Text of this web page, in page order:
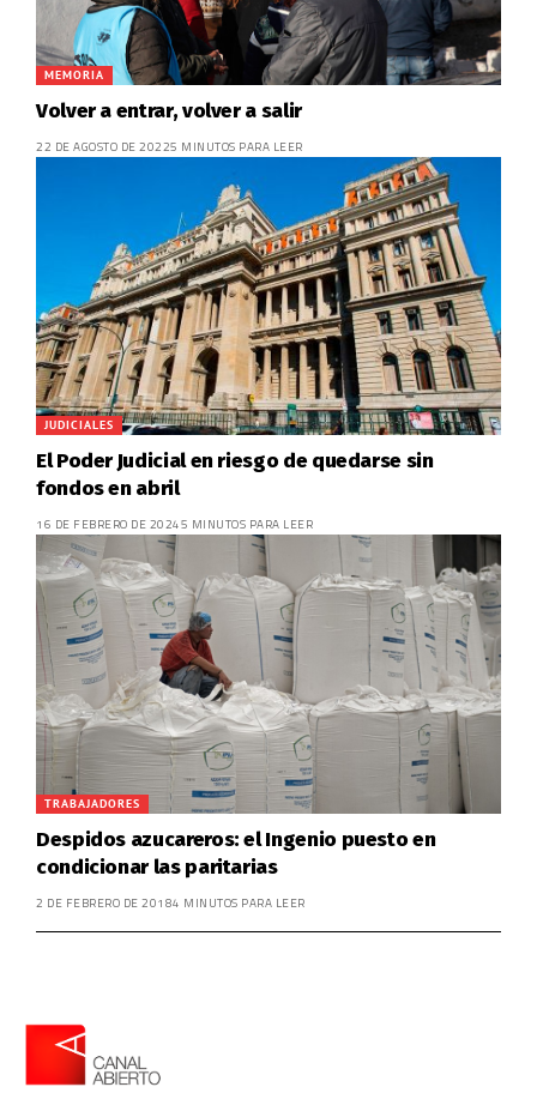
MEMORIA
Volver a entrar, volver a salir
22 DE AGOSTO DE 20225 MINUTOS PARA LEER
JUDICIALES
El Poder Judicial en riesgo de quedarse sin
fondos en abril
16 DE FEBRERO DE 20245 MINUTOS PARA LEER
TRABAJADORES
Despidos azucareros: el Ingenio puesto en
condicionar las paritarias
2 DE FEBRERO DE 20184 MINUTOS PARA LEER